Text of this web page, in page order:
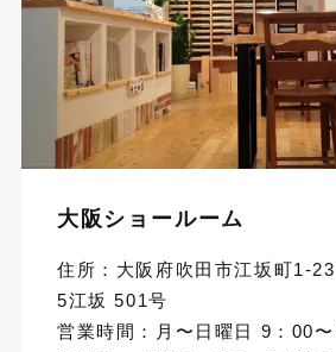
大阪ショールーム
住所：大阪府吹田市江坂町1-
5江坂 501号
営業時間：月〜日曜日 9：00